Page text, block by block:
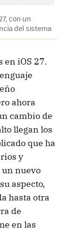
con un
del sistema
en iOS 27.
ahora
cambio de
llegan los
que ha
y
un nuevo
aspecto,
hasta otra
de
en las